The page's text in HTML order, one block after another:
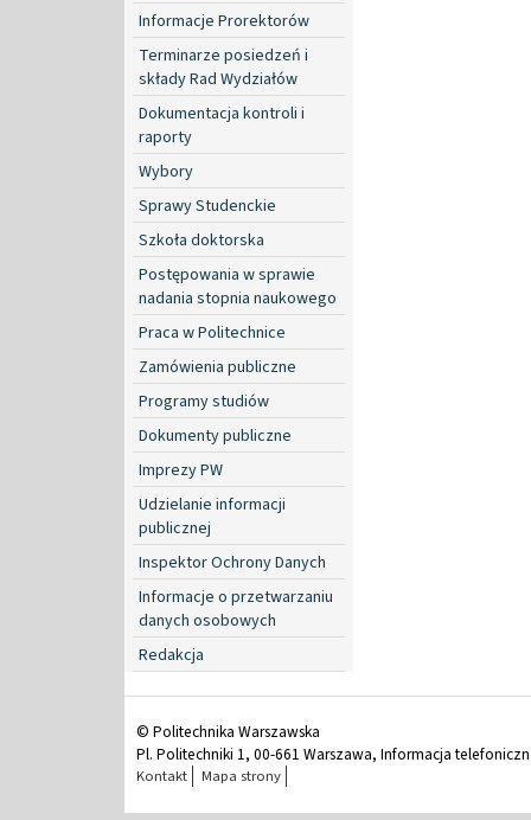
Informacje Prorektorów
Terminarze posiedzeń i
składy Rad Wydziałów
Dokumentacja kontroli i
raporty
Wybory
Sprawy Studenckie
Szkoła doktorska
Postępowania w sprawie
nadania stopnia naukowego
Praca w Politechnice
Zamówienia publiczne
Programy studiów
Dokumenty publiczne
Imprezy PW
Udzielanie informacji
publicznej
Inspektor Ochrony Danych
Informacje o przetwarzaniu
danych osobowych
Redakcja
© Politechnika Warszawska
Pl. Politechniki 1, 00-661 Warszawa, Informacja
Kontakt Mapa strony